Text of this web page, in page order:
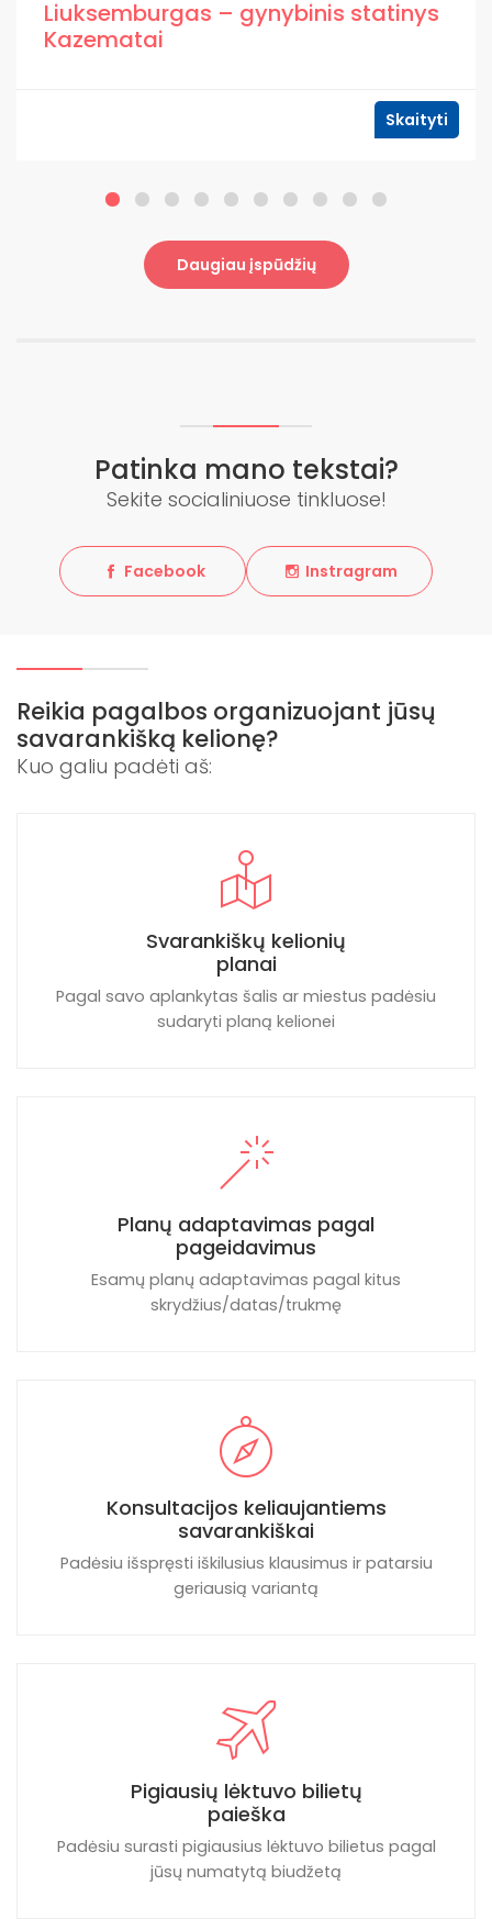
Liuksemburgas – gynybinis statinys
Kazematai
Skaityti
Daugiau įspūdžių
Patinka mano tekstai?
Sekite socialiniuose tinkluose!
Facebook Instragram
Reikia pagalbos organizuojant jūsų
savarankišką kelionę?
Kuo galiu padėti aš:
Svarankiškų kelionių
planai
Pagal savo aplankytas šalis ar miestus padėsiu
sudaryti planą kelionei
Planų adaptavimas pagal
pageidavimus
Esamų planų adaptavimas pagal kitus
skrydžius/datas/trukmę
Konsultacijos keliaujantiems
savarankiškai
Padėsiu išspręsti iškilusius klausimus ir patarsiu
geriausią variantą
Pigiausių lėktuvo bilietų
paieška
Padėsiu surasti pigiausius lėktuvo bilietus pagal
jūsų numatytą biudžetą